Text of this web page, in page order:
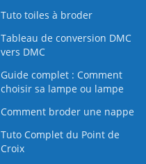
Tuto toiles à broder
Tableau de conversion DMC
vers DMC
Guide complet : Comment
choisir sa lampe ou lampe
Comment broder une nappe
Tuto Complet du Point de
Croix